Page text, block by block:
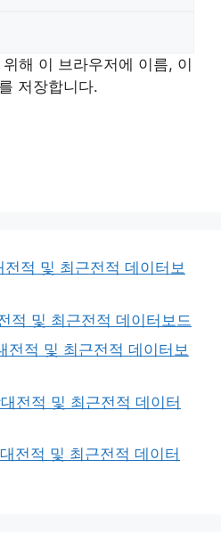
해 이 브라우저에 이름, 이
저장합니다.
적 및 최근전적 데이터보
적 및 최근전적 데이터보드
전적 및 최근전적 데이터보
전적 및 최근전적 데이터
전적 및 최근전적 데이터